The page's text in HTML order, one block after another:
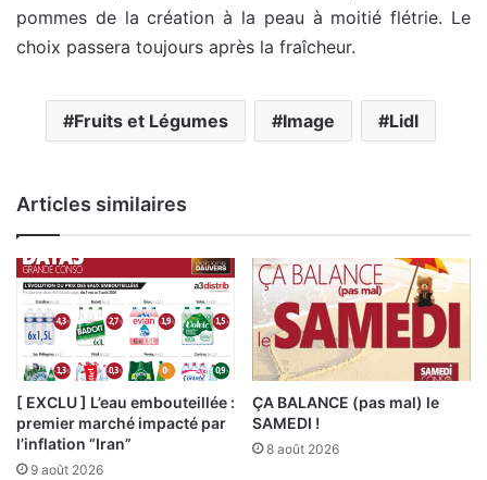
pommes de la création à la peau à moitié flétrie. Le
choix passera toujours après la fraîcheur.
Fruits et Légumes Image Lidl
Articles similaires
[ EXCLU ] L’eau embouteillée :
premier marché impacté par
l’inflation “Iran”
9 août 2026
ÇA BALANCE (pas mal) le
SAMEDI !
8 août 2026